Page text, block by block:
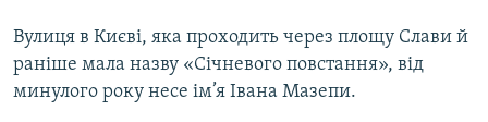
Вулиця в Києві, яка проходить через площу Слави й
раніше мала назву «Січневого повстання», від
минулого року несе ім’я Івана Мазепи.